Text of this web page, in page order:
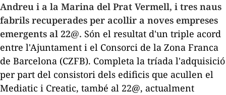
Andreu i a la Marina del Prat Vermell, i tres naus
fabrils recuperades per acollir a noves empreses
emergents al 22@. Són el resultat d'un triple acord
entre l'Ajuntament i el Consorci de la Zona Franca
de Barcelona (CZFB). Completa la tríada l'adquisició
per part del consistori dels edificis que acullen el
Mediatic i Creatic, també al 22@, actualment